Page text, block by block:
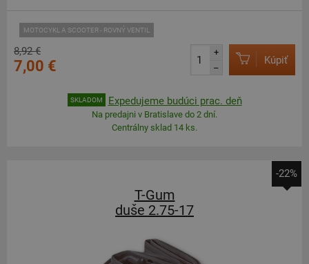
MOTOCYKL A SCOOTER - ROVNÝ VENTIL
8,92 €
7,00 €
+
–
Kúpiť
SKLADOM Expedujeme budúci prac. deň
Na predajni v Bratislave do 2 dní.
Centrálny sklad 14 ks.
-22%
T-Gum
duše 2.75-17